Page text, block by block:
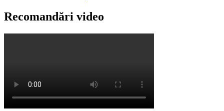
Recomandări video